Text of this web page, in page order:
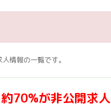
情報の一覧です。
約70%が非公開求人